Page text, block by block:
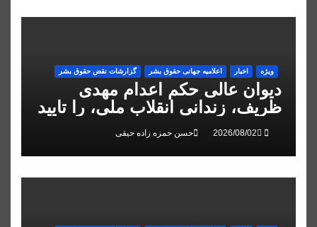
ویژه اخبار اعلاميه جهانی حقوق بشر گزارشات نقض حقوق بشر
دیوان عالی حکم اعدام مهدی
ظریف، زندانی انقلاب ملی، را تایید
کرد
حسن حمزه زاده حیقی